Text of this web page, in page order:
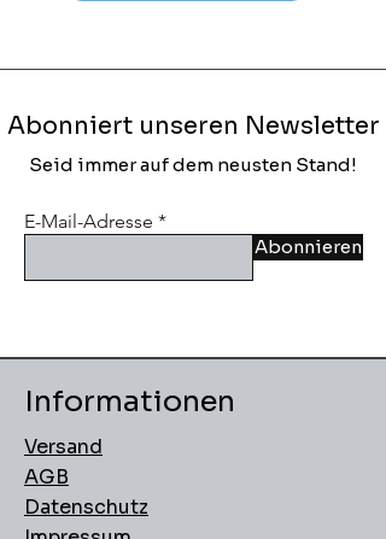
Abonniert unseren Newsletter
Seid immer auf dem neusten Stand!
E-Mail-Adresse
Abonnieren
Informationen
Versand
AGB
Datenschutz